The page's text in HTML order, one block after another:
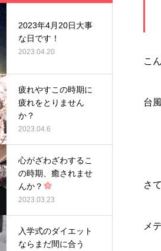
こ
台
さ
メ
2023年4月20日大事
な日です！
2023.04.20
疲れやすこの時期に
疲れをとりません
か？
2023.04.6
心がざわざわするこ
の時期、癒されませ
んか？
2023.03.23
入学式のダイエット
ならまだ間に合う